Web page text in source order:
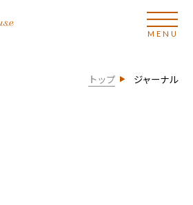
トップ ジャーナル